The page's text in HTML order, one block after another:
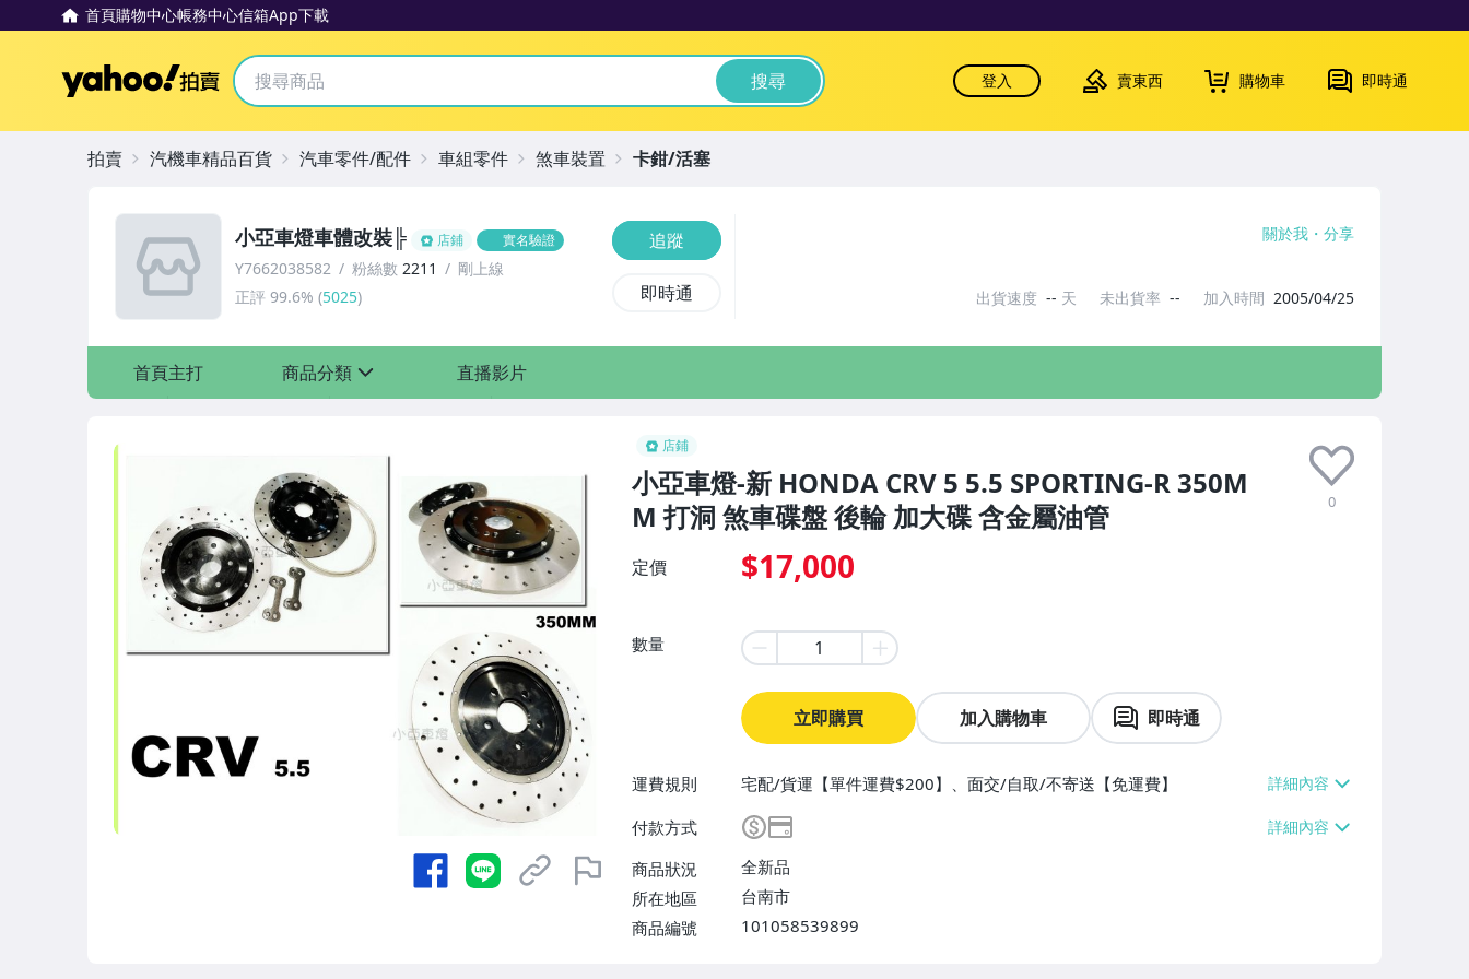
首頁購物中心帳務中心信箱App下載
Yahoo拍賣 搜尋 登入 賣東西 購物車 即時通
店鋪
小亞車燈-新 HONDA CRV 5 5.5 SPORTING-R 350M
M 打洞 煞車碟盤 後輪 加大碟 含金屬油管
0
定價 $17,000
數量
立即購買 加入購物車 即時通
運費規則
宅配/貨運【單件運費$200】、面交/自取/不寄送【免運費】
付款方式
商品狀況
全新品
所在地區
台南市
商品編號
101058539899
小亞車燈車體改裝╠ 店鋪 實名驗證
Y7662038582 粉絲數 2211
剛上線
正評 99.6% (5025)
追蹤
即時通
關於我 分享
出貨速度 -- 天 未出貨率 -- 加入時間 2005/04/25
首頁主打 商品分類
其他汽車零配件
原廠=規格大燈.正廠大燈
改裝=R8燈眉款DRL大燈
改裝=晶鑽大燈.黑框大燈
手工改=3D/CCFL/COB光圈魚眼大燈
客製=光圈魚眼導光條日行燈系列
直播影片
拍賣 汽機車精品百貨 汽車零件/配件 車組零件 煞車裝置 卡鉗/活塞